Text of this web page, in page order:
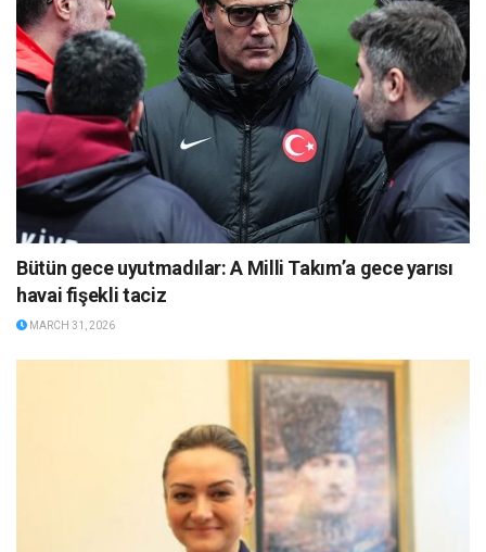
Bütün gece uyutmadılar: A Milli Takım’a gece yarısı
havai fişekli taciz
MARCH 31, 2026